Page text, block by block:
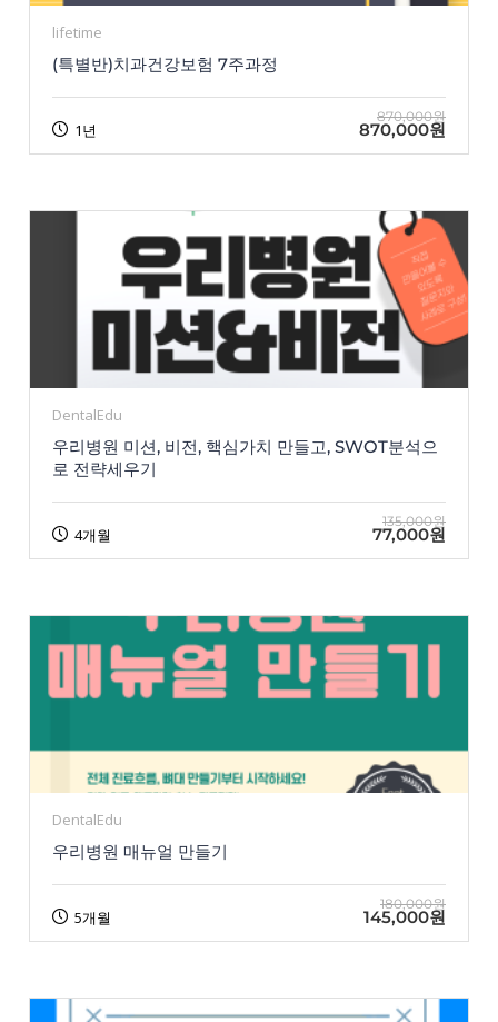
lifetime
(특별반)치과건강보험 7주과정
1년
870,000원
870,000원
DentalEdu
우리병원 미션, 비전, 핵심가치 만들고, SWOT분석으
로 전략세우기
4개월
135,000원
77,000원
DentalEdu
우리병원 매뉴얼 만들기
5개월
180,000원
145,000원